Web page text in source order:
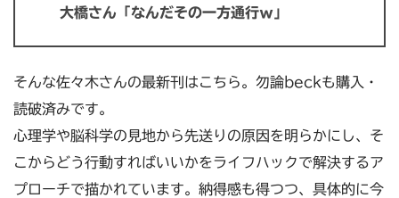
大橋さん「なんだその一方通行ｗ」
そんな佐々木さんの最新刊はこちら。勿論beckも購入・
読破済みです。
心理学や脳科学の見地から先送りの原因を明らかにし、そ
こからどう行動すればいいかをライフハックで解決するア
プローチで描かれています。納得感も得つつ、具体的に今